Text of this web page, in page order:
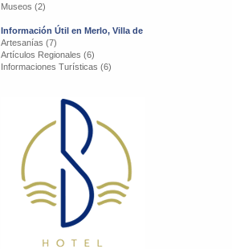
Museos (2)
Información Útil en Merlo, Villa de
Artesanías (7)
Artículos Regionales (6)
Informaciones Turísticas (6)